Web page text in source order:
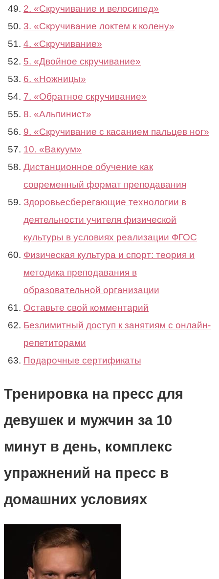
2. «Скручивание и велосипед»
3. «Скручивание локтем к колену»
4. «Скручивание»
5. «Двойное скручивание»
6. «Ножницы»
7. «Обратное скручивание»
8. «Альпинист»
9. «Скручивание с касанием пальцев ног»
10. «Вакуум»
Дистанционное обучение как
современный формат преподавания
Здоровьесберегающие технологии в
деятельности учителя физической
культуры в условиях реализации ФГОС
Физическая культура и спорт: теория и
методика преподавания в
образовательной организации
Оставьте свой комментарий
Безлимитный доступ к занятиям с онлайн-
репетиторами
Подарочные сертификаты
Тренировка на пресс для
девушек и мужчин за 10
минут в день, комплекс
упражнений на пресс в
домашних условиях